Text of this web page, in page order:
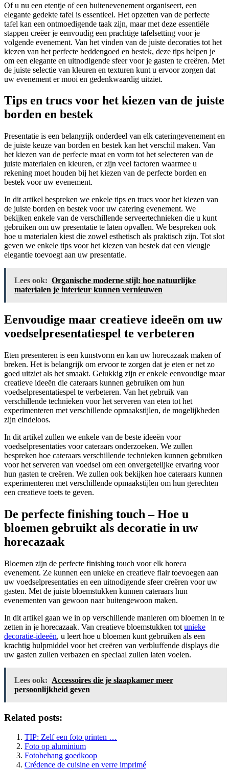
Of u nu een etentje of een buitenevenement organiseert, een
elegante gedekte tafel is essentieel. Het opzetten van de perfecte
tafel kan een ontmoedigende taak zijn, maar met deze essentiële
stappen creëer je eenvoudig een prachtige tafelsetting voor je
volgende evenement. Van het vinden van de juiste decoraties tot het
kiezen van het perfecte beddengoed en bestek, deze tips helpen je
om een elegante en uitnodigende sfeer voor je gasten te creëren. Met
de juiste selectie van kleuren en texturen kunt u ervoor zorgen dat
uw evenement er mooi en gedenkwaardig uitziet.
Tips en trucs voor het kiezen van de juiste
borden en bestek
Presentatie is een belangrijk onderdeel van elk cateringevenement en
de juiste keuze van borden en bestek kan het verschil maken. Van
het kiezen van de perfecte maat en vorm tot het selecteren van de
juiste materialen en kleuren, er zijn veel factoren waarmee u
rekening moet houden bij het kiezen van de perfecte borden en
bestek voor uw evenement.
In dit artikel bespreken we enkele tips en trucs voor het kiezen van
de juiste borden en bestek voor uw catering evenement. We
bekijken enkele van de verschillende serveertechnieken die u kunt
gebruiken om uw presentatie te laten opvallen. We bespreken ook
hoe u materialen kiest die zowel esthetisch als praktisch zijn. Tot slot
geven we enkele tips voor het kiezen van bestek dat een vleugje
elegantie toevoegt aan uw presentatie.
Lees ook: Organische moderne stijl: hoe natuurlijke
materialen je interieur kunnen vernieuwen
Eenvoudige maar creatieve ideeën om uw
voedselpresentatiespel te verbeteren
Eten presenteren is een kunstvorm en kan uw horecazaak maken of
breken. Het is belangrijk om ervoor te zorgen dat je eten er net zo
goed uitziet als het smaakt. Gelukkig zijn er enkele eenvoudige maar
creatieve ideeën die cateraars kunnen gebruiken om hun
voedselpresentatiespel te verbeteren. Van het gebruik van
verschillende technieken voor het serveren van eten tot het
experimenteren met verschillende opmaakstijlen, de mogelijkheden
zijn eindeloos.
In dit artikel zullen we enkele van de beste ideeën voor
voedselpresentaties voor cateraars onderzoeken. We zullen
bespreken hoe cateraars verschillende technieken kunnen gebruiken
voor het serveren van voedsel om een onvergetelijke ervaring voor
hun gasten te creëren. We zullen ook bekijken hoe cateraars kunnen
experimenteren met verschillende opmaakstijlen om hun gerechten
een creatieve toets te geven.
De perfecte finishing touch – Hoe u
bloemen gebruikt als decoratie in uw
horecazaak
Bloemen zijn de perfecte finishing touch voor elk horeca
evenement. Ze kunnen een unieke en creatieve flair toevoegen aan
uw voedselpresentaties en een uitnodigende sfeer creëren voor uw
gasten. Met de juiste bloemstukken kunnen cateraars hun
evenementen van gewoon naar buitengewoon maken.
In dit artikel gaan we in op verschillende manieren om bloemen in te
zetten in je horecazaak. Van creatieve bloemstukken tot unieke
decoratie-ideeën, u leert hoe u bloemen kunt gebruiken als een
krachtig hulpmiddel voor het creëren van verbluffende displays die
uw gasten zullen verbazen en speciaal zullen laten voelen.
Lees ook: Accessoires die je slaapkamer meer
persoonlijkheid geven
Related posts:
TIP: Zelf een foto printen …
Foto op aluminium
Fotobehang goedkoop
Crédence de cuisine en verre imprimé